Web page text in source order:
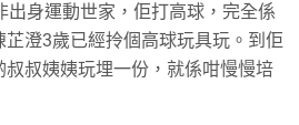
出身運動世家，佢打高球，完全係
澄3歲已經拎個高球玩具玩。到佢
叔姨姨玩埋一份，就係咁慢慢培